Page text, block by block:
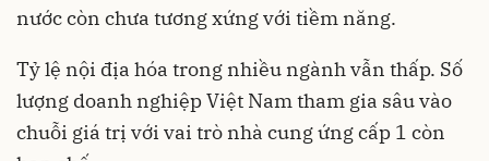
nước còn chưa tương xứng với tiềm năng.
Tỷ lệ nội địa hóa trong nhiều ngành vẫn thấp. Số
lượng doanh nghiệp Việt Nam tham gia sâu vào
chuỗi giá trị với vai trò nhà cung ứng cấp 1 còn